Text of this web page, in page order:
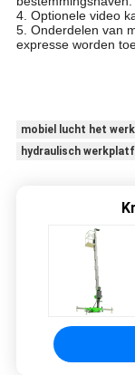
4. Optionele video
5. Onderdelen van
expresse worden
mobiel lucht het
hydraulisch